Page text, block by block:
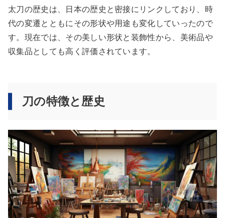
太刀の歴史は、日本の歴史と密接にリンクしており、時
代の変遷とともにその形状や用途も変化していったので
す。現在では、その美しい形状と装飾性から、美術品や
収集品としても高く評価されています。
刀の特徴と歴史